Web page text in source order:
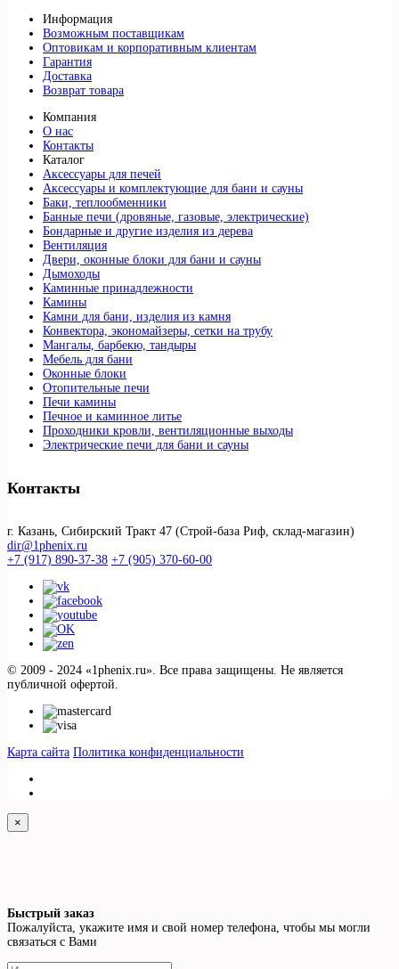
Информация
Возможным поставщикам
Оптовикам и корпоративным клиентам
Гарантия
Доставка
Возврат товара
Компания
О нас
Контакты
Каталог
Аксессуары для печей
Аксессуары и комплектующие для бани и сауны
Баки, теплообменники
Банные печи (дровяные, газовые, электрические)
Бондарные и другие изделия из дерева
Вентиляция
Двери, оконные блоки для бани и сауны
Дымоходы
Каминные принадлежности
Камины
Камни для бани, изделия из камня
Конвектора, экономайзеры, сетки на трубу
Мангалы, барбекю, тандыры
Мебель для бани
Оконные блоки
Отопительные печи
Печи камины
Печное и каминное литье
Проходники кровли, вeнтиляционные выходы
Электрические печи для бани и сауны
Контакты
г. Казань, Сибирский Тракт 47 (Строй-база Риф, склад-магазин)
dir@1phenix.ru
+7 (917) 890-37-38 +7 (905) 370-60-00
© 2009 - 2024 «1phenix.ru». Все права защищены. Не является
публичной офертой.
Карта сайта Политика конфиденциальности
×
Быстрый заказ
Пожалуйста, укажите имя и свой номер телефона, чтобы мы могли
связаться с Вами